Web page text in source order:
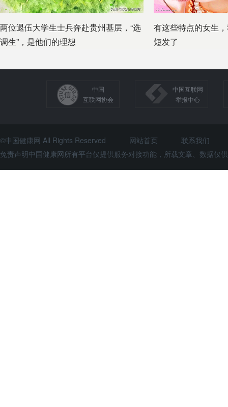
两位退伍大学生士兵奔赴贵州基层，“选
调生”，是他们的理想
有这些特点的女生
短发了
中国
互联网协会
中国互联网
举报中心
©中国健康网 All Rights Reserved 网站首页
联系我们
免责声明中国健康网所有平台仅提供服务对接功能，所载文章、数据